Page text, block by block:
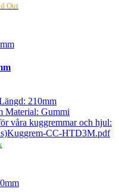
Out
210mm
Material: Gummi
våra kuggremmar och hjul:
CC-HTD3M.pdf